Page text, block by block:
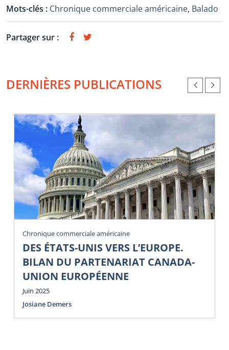
Mots-clés : Chronique commerciale américaine, Balado
Partager sur :
DERNIÈRES PUBLICATIONS
Chronique commerciale américaine
DES ÉTATS-UNIS VERS L’EUROPE.
BILAN DU PARTENARIAT CANADA-
UNION EUROPÉENNE
Juin 2025
Josiane Demers